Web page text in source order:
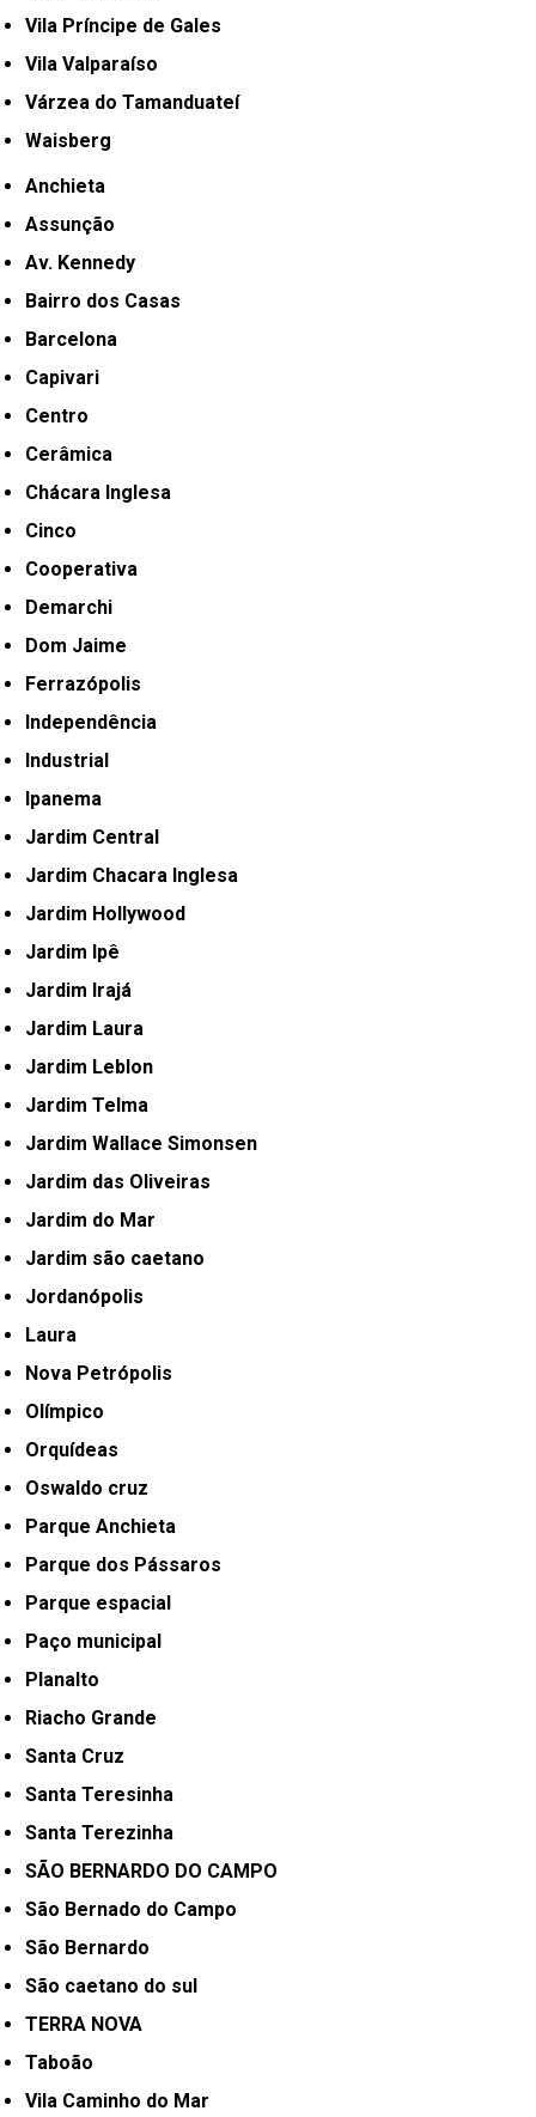
Vila Príncipe de Gales
Vila Valparaíso
Várzea do Tamanduateí
Waisberg
Anchieta
Assunção
Av. Kennedy
Bairro dos Casas
Barcelona
Capivari
Centro
Cerâmica
Chácara Inglesa
Cinco
Cooperativa
Demarchi
Dom Jaime
Ferrazópolis
Independência
Industrial
Ipanema
Jardim Central
Jardim Chacara Inglesa
Jardim Hollywood
Jardim Ipê
Jardim Irajá
Jardim Laura
Jardim Leblon
Jardim Telma
Jardim Wallace Simonsen
Jardim das Oliveiras
Jardim do Mar
Jardim são caetano
Jordanópolis
Laura
Nova Petrópolis
Olímpico
Orquídeas
Oswaldo cruz
Parque Anchieta
Parque dos Pássaros
Parque espacial
Paço municipal
Planalto
Riacho Grande
Santa Cruz
Santa Teresinha
Santa Terezinha
SÃO BERNARDO DO CAMPO
São Bernado do Campo
São Bernardo
São caetano do sul
TERRA NOVA
Taboão
Vila Caminho do Mar